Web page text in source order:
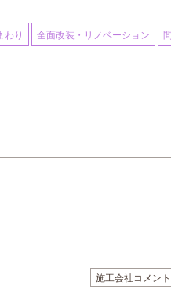
わり 全面改装・リノベーション
施工会社コメント